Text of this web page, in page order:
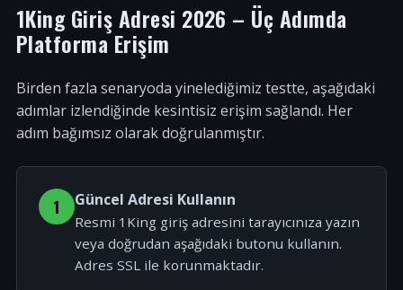
1King Giriş Adresi 2026 – Üç Adımda
Platforma Erişim
Birden fazla senaryoda yinelediğimiz testte, aşağıdaki
adımlar izlendiğinde kesintisiz erişim sağlandı. Her
adım bağımsız olarak doğrulanmıştır.
1 Güncel Adresi Kullanın
Resmi 1King giriş adresini tarayıcınıza yazın
veya doğrudan aşağıdaki butonu kullanın.
Adres SSL ile korunmaktadır.